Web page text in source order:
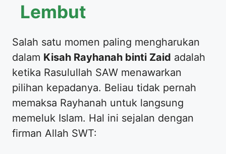
Lembut
​Salah satu momen paling mengharukan
dalam Kisah Rayhanah binti Zaid adalah
ketika Rasulullah SAW menawarkan
pilihan kepadanya. Beliau tidak pernah
memaksa Rayhanah untuk langsung
memeluk Islam. Hal ini sejalan dengan
firman Allah SWT: